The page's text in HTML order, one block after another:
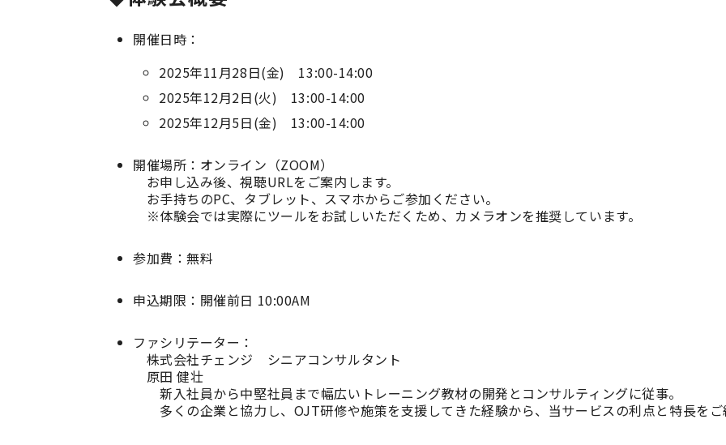
開催日時：
2025年11月28日(金) 13:00-14:00
2025年12月2日(火) 13:00-14:00
2025年12月5日(金) 13:00-14:00
開催場所：オンライン（ZOOM）
お申し込み後、視聴URLをご案内します。
お手持ちのPC、タブレット、スマホからご参加ください。
※体験会では実際にツールをお試しいただくため、カメラオンを推奨しています。
参加費：無料
申込期限：開催前日 10:00AM
ファシリテーター：
株式会社チェンジ シニアコンサルタント
原田 健壮
新入社員から中堅社員まで幅広いトレーニング教材の開発とコンサルティングに従事。
多くの企業と協力し、OJT研修や施策を支援してきた経験から、当サービスの利点と特長をご